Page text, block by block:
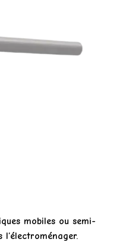
mobiles ou semi-